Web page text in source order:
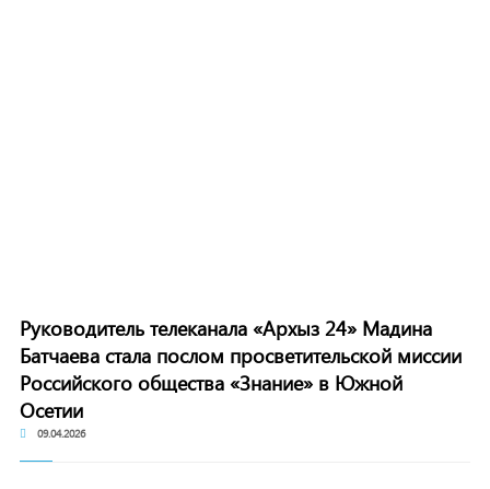
Руководитель телеканала «Архыз 24» Мадина
Батчаева стала послом просветительской миссии
Российского общества «Знание» в Южной
Осетии
09.04.2026